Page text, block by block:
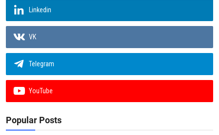
Linkedin
VK
Telegram
YouTube
Popular Posts